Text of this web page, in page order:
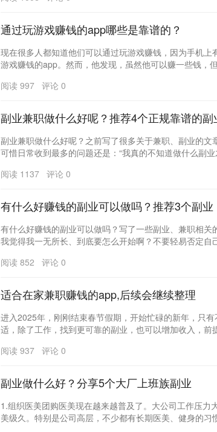
通过玩游戏赚钱的app哪些是靠谱的？
现在很多人都知道他们可以通过玩游戏赚钱，因为手机
游戏赚钱的app。然而，他发现，虽然他可以赚一些钱，
阅读 997 评论 0
副业兼职做什么好呢？推荐4个正规靠谱的副
副业兼职做什么好呢？之前写了很多关于兼职、副业的
可惜日常收到最多的问题还是：“我真的不知道做什么副
阅读 1137 评论 0
有什么好赚钱的副业可以做吗？推荐3个副业
有什么好赚钱的副业可以做吗？写了一些副业、兼职相
我觉得我一无所长、到底要怎么开始啊？不要轻易否定自
阅读 852 评论 0
适合在家兼职赚钱的app,后续会继续整理
进入2025年，刚刚结束春节假期，开始忙碌的新年，只
适，除了工作，找到更可靠的副业，也可以增加收入，前
阅读 937 评论 0
副业做什么好？分享5个大厂上班族副业
1.组织医美团购医美现在越来越普及了。大公司工作压
美级久。特别是公司高层，不少都有长期医美、健身的习